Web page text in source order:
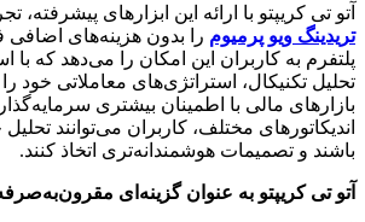
آتو تی کریپتو با ارائه این ابزارهای پیشرفته،
تریدینگ ویو پرمیوم را بدون هزینه‌های اضافی
پلتفرم به کاربران این امکان را می‌دهد که با
تحلیل تکنیکال، استراتژی‌های معاملاتی خود را
بازارهای مالی با اطمینان بیشتری
اندیکاتورهای مختلف، کاربران می‌توانند
باشند و تصمیمات هوشمندانه‌تری اتخاذ کنند.
آتو تی کریپتو به عنوان گزینه‌ای